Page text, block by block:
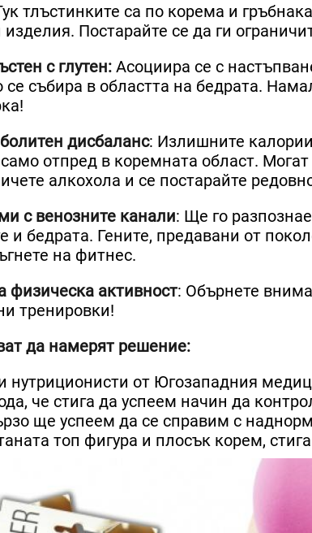
тлъстинките са по корема и
Постарайте се да ги
с глутен: Асоциира се с
събира в областта на бедрата.
дисбаланс: Излишните
отпред в коремната област.
алкохола и се постарайте
с венозните канали: Ще го
и бедрата. Гените, предавани от
на фитнес.
физическа активност: Обърнете
тренировки!
да намерят решение:
нутриционисти от Югозападния
че стига да успеем начин да
ще успеем да се справим с
топ фигура и плосък корем,